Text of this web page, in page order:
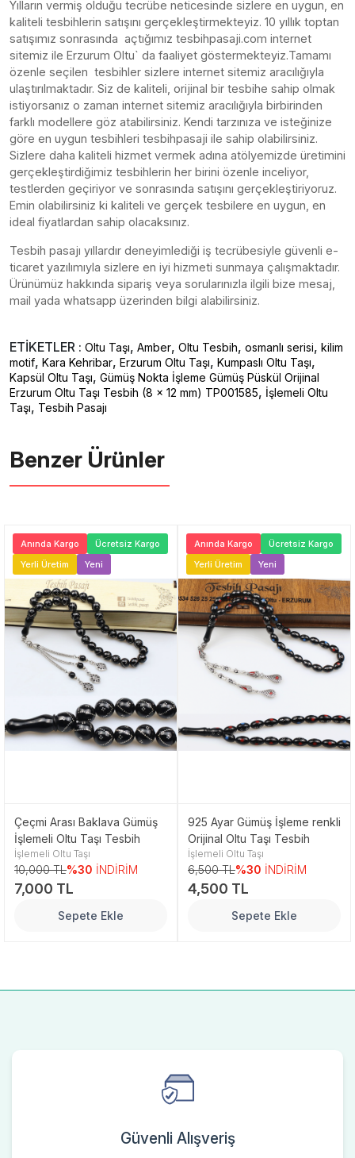
Yılların vermiş olduğu tecrübe neticesinde sizlere en uygun, en
kaliteli tesbihlerin satışını gerçekleştirmekteyiz. 10 yıllık toptan
satışımız sonrasında açtığımız tesbihpasaji.com internet
sitemiz ile Erzurum Oltu` da faaliyet göstermekteyiz.Tamamı
özenle seçilen tesbihler sizlere internet sitemiz aracılığıyla
ulaştırılmaktadır. Siz de kaliteli, orijinal bir tesbihe sahip olmak
istiyorsanız o zaman internet sitemiz aracılığıyla birbirinden
farklı modellere göz atabilirsiniz. Kendi tarzınıza ve isteğinize
göre en uygun tesbihleri tesbihpasaji ile sahip olabilirsiniz.
Sizlere daha kaliteli hizmet vermek adına atölyemizde üretimini
gerçekleştirdiğimiz tesbihlerin her birini özenle inceliyor,
testlerden geçiriyor ve sonrasında satışını gerçekleştiriyoruz.
Emin olabilirsiniz ki kaliteli ve gerçek tesbilere en uygun, en
ideal fiyatlardan sahip olacaksınız.
Tesbih pasajı yıllardır deneyimlediği iş tecrübesiyle güvenli e-
ticaret yazılımıyla sizlere en iyi hizmeti sunmaya çalışmaktadır.
Ürünümüz hakkında sipariş veya sorularınızla ilgili bize mesaj,
mail yada whatsapp üzerinden bilgi alabilirsiniz.
ETİKETLER : Oltu Taşı, Amber, Oltu Tesbih, osmanlı serisi, kilim
motif, Kara Kehribar, Erzurum Oltu Taşı, Kumpaslı Oltu Taşı,
Kapsül Oltu Taşı, Gümüş Nokta İşleme Gümüş Püskül Orijinal
Erzurum Oltu Taşı Tesbih (8 x 12 mm) TP001585, İşlemeli Oltu
Taşı, Tesbih Pasajı
Benzer Ürünler ️
Anında Kargo
Ücretsiz Kargo
Yerli Üretim
Yeni
Çeçmi Arası Baklava Gümüş
İşlemeli Oltu Taşı Tesbih
İşlemeli Oltu Taşı
10,000 TL%30 İNDİRİM
7,000 TL
Sepete Ekle
Anında Kargo
Ücretsiz Kargo
Yerli Üretim
Yeni
925 Ayar Gümüş İşleme renkli
Orijinal Oltu Taşı Tesbih
İşlemeli Oltu Taşı
6,500 TL%30 İNDİRİM
4,500 TL
Sepete Ekle
Güvenli Alışveriş